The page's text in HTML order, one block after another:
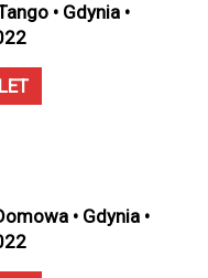
• Gdynia •
• Gdynia •